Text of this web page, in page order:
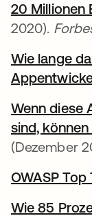
20 Millionen
2020).
Wie lange
Wenn diese
sind,
(Dezember
OWASP Top
Wie 85